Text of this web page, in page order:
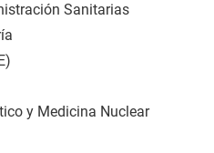
Sanitarias
y Medicina Nuclear